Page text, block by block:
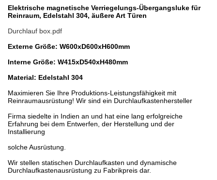
Elektrische magnetische Verriegelungs-Übergangsluke für
Reinraum, Edelstahl 304, äußere Art Türen
Durchlauf box.pdf
Externe Größe: W600xD600xH600mm
Interne Größe: W415xD540xH480mm
Material: Edelstahl 304
Maximieren Sie Ihre Produktions-Leistungsfähigkeit mit
Reinraumausrüstung! Wir sind ein Durchlaufkastenhersteller
Firma siedelte in Indien an und hat eine lang erfolgreiche
Erfahrung bei dem Entwerfen, der Herstellung und der
Installierung
solche Ausrüstung.
Wir stellen statischen Durchlaufkasten und dynamische
Durchlaufkastenausrüstung zu Fabrikpreis dar.